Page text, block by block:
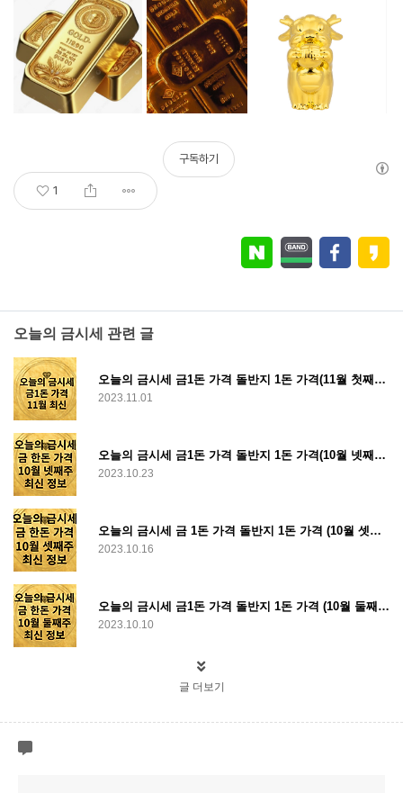
1
구독하기
오늘의 금시세 관련 글
오늘의 금시세 금1돈 가격 돌반지 1돈 가격(11월 첫째주 최신)
2023.11.01
오늘의 금시세 금1돈 가격 돌반지 1돈 가격(10월 넷째주 최신)
2023.10.23
오늘의 금시세 금 1돈 가격 돌반지 1돈 가격 (10월 셋째 주 급등 속보)
2023.10.16
오늘의 금시세 금1돈 가격 돌반지 1돈 가격 (10월 둘째 주 최신)
2023.10.10
글 더보기